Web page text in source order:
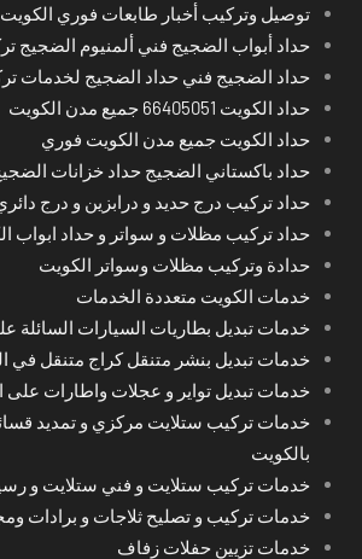
توصيل وتركيب أخبار طابعات فوري الكويت
حداد أبواب الضجيج فني ألمنيوم الضجيج
حداد الضجيج فني حداد الضجيج لخدمات
حداد الكويت 66405051 جميع مدن الكويت
حداد الكويت جميع مدن الكويت فوري
حداد باكستاني الضجيج حداد خزانات
حداد تركيب درج حديد و درابزين و درج
حداد تركيب مظلات و سواتر و حداد ابواب
حدادة وتركيب مظلات وسواتر الكويت
خدمات الكويت متعددة الخدمات
خدمات تبديل بطاريات السيارات السائلة
خدمات تبديل بنشر متنقل كراج متنقل في
خدمات تبديل تواير و عجلات واطارات
خدمات تركيب ستلايت مركزي و تمديد
بالكويت
خدمات تركيب ستلايت و فني ستلايت و
خدمات تركيب و تصليح ثلاجات و برادات
خدمات تزيين حفلات زفاف